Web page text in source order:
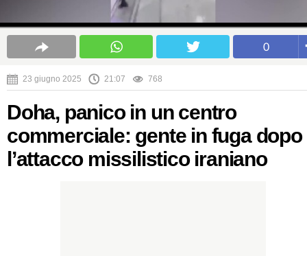
0
23 giugno 2025 21:07 768
Doha, panico in un centro
commerciale: gente in fuga dopo
l’attacco missilistico iraniano